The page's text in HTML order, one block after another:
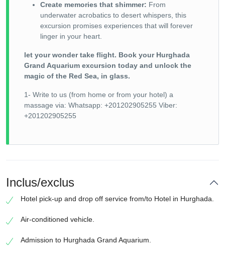
Create memories that shimmer: From
underwater acrobatics to desert whispers, this
excursion promises experiences that will forever
linger in your heart.
let your wonder take flight. Book your Hurghada
Grand Aquarium excursion today and unlock the
magic of the Red Sea, in glass.
1- Write to us (from home or from your hotel) a
massage via: Whatsapp: +201202905255 Viber:
+201202905255
Inclus/exclus
Hotel pick-up and drop off service from/to Hotel in Hurghada.
Air-conditioned vehicle.
Admission to Hurghada Grand Aquarium.